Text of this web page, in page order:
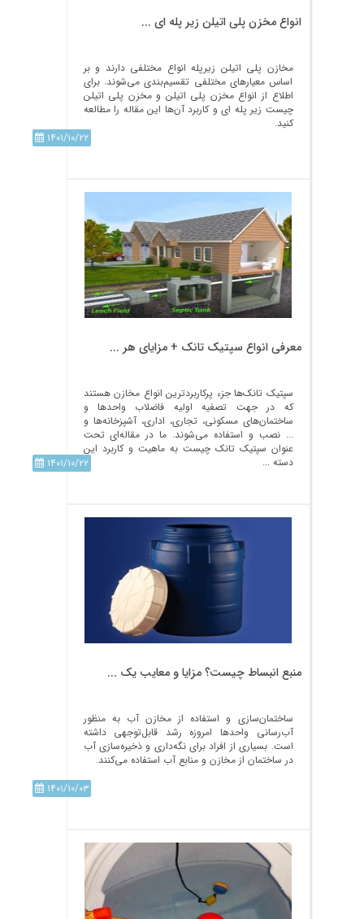
۱۴۰۱/۱۰/۲۲
انواع مخزن پلی اتیلن زیر پله ‌ای ...
مخازن پلی اتیلن زیرپله انواع مختلفی دارند و بر
اساس معیارهای مختلفی تقسیم‌بندی می‌شوند. برای
اطلاع از انواع مخزن پلی اتیلن و مخزن پلی اتیلن
چیست زیر پله ای و کاربرد آن‌ها این مقاله را مطالعه
کنید.
۱۴۰۱/۱۰/۲۲
معرفی انواع سپتیک تانک + مزایای هر ...
سپتیک تانک‌ها جزء پرکاربردترین انواع مخازن هستند
که در جهت تصفیه اولیه فاضلاب واحد‌ها و
ساختمان‌های مسکونی، تجاری، اداری، آشپزخانه‌ها و
... نصب و استفاده می‌شوند. ما در مقاله‌ای تحت
عنوان سپتیک تانک چیست به ماهیت و کاربرد این
دسته ...
۱۴۰۱/۱۰/۰۳
منبع انبساط چیست؟ مزایا و معایب یک ...
ساختمان‌سازی و استفاده از مخازن آب به منظور
آب‌رسانی واحد‌ها امروزه رشد قابل‌توجهی داشته
است. بسیاری از افراد برای نگه‌داری و ذخیره‌سازی آب
در ساختمان از مخازن و منابع آب استفاده می‌کنند.